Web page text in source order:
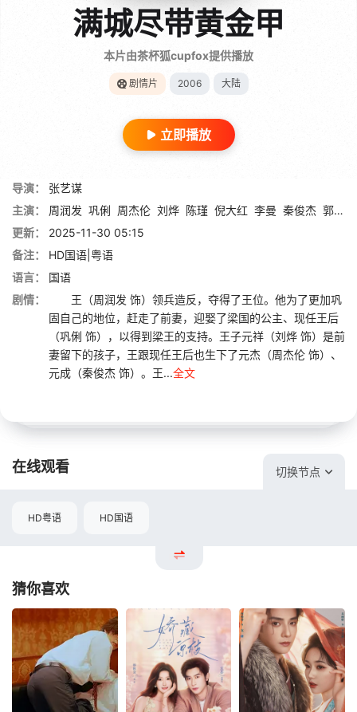
满城尽带黄金甲
本片由茶杯狐cupfox提供播放
剧情片 2006 大陆
立即播放
导演：
张艺谋
主演：
周润发 巩俐 周杰伦 刘烨 陈瑾 倪大红 李曼 秦俊杰 郭常辉
更新：
2025-11-30 05:15
备注：
HD国语|粤语
语言：
国语
剧情：
王（周润发 饰）领兵造反，夺得了王位。他为了更加巩
固自己的地位，赶走了前妻，迎娶了梁国的公主、现任王后
（巩俐 饰），以得到梁王的支持。王子元祥（刘烨 饰）是前
妻留下的孩子，王跟现任王后也生下了元杰（周杰伦 饰）、
元成（秦俊杰 饰）。王...全文
在线观看 切换节点
HD粤语 HD国语
猜你喜欢